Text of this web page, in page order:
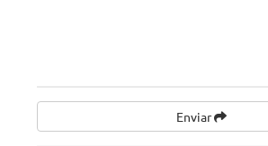
Enviar